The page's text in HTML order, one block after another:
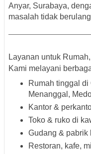
Anyar, Surabaya,
masalah tidak
Layanan untuk
Kami melayani
Rumah tinggal di
Menanggal,
Kantor &
Toko & ruko di
Gudang & pabrik
Restoran, kafe,